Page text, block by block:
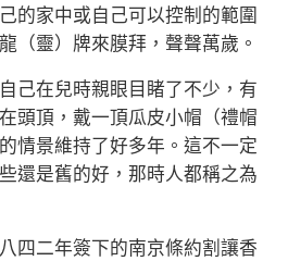
的家中或自己可以控制的範圍
（靈）牌來膜拜，聲聲萬歲。
在兒時親眼目睹了不少，有
頭頂，戴一頂瓜皮小帽（禮帽
情景維持了好多年。這不一定
還是舊的好，那時人都稱之為
二年簽下的南京條約割讓香